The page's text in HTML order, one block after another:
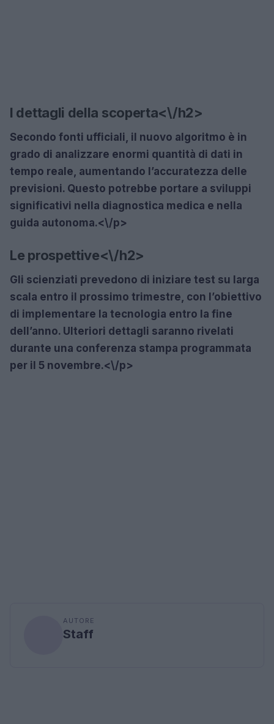
I dettagli della scoperta<\/h2>
Secondo fonti ufficiali, il nuovo algoritmo è in
grado di analizzare enormi quantità di dati in
tempo reale, aumentando l’accuratezza delle
previsioni. Questo potrebbe portare a sviluppi
significativi nella diagnostica medica e nella
guida autonoma.<\/p>
Le prospettive<\/h2>
Gli scienziati prevedono di iniziare test su larga
scala entro il prossimo trimestre, con l’obiettivo
di implementare la tecnologia entro la fine
dell’anno. Ulteriori dettagli saranno rivelati
durante una conferenza stampa programmata
per il 5 novembre.<\/p>
AUTORE
Staff